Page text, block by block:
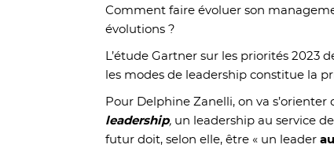
Comment faire évoluer son
évolutions ?
L’étude Gartner sur les priorités 2023
les modes de leadership constitue la
Pour Delphine Zanelli, on va s’orienter
leadership, un leadership au service
futur doit, selon elle, être « un leader